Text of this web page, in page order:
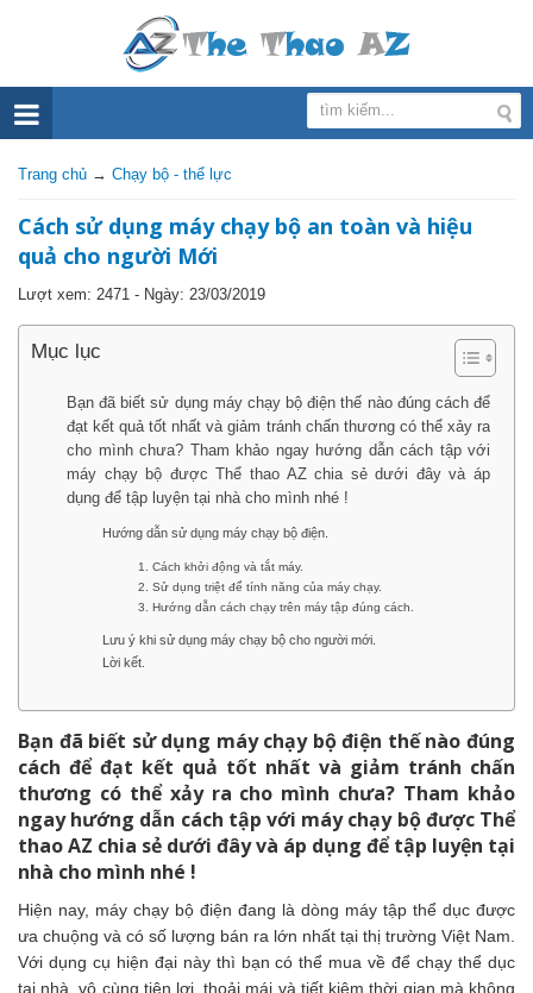
Trang chủ → Chạy bộ - thể lực
Cách sử dụng máy chạy bộ an toàn và hiệu
quả cho người Mới
Lượt xem: 2471 - Ngày: 23/03/2019
Mục lục
Bạn đã biết sử dụng máy chạy bộ điện thế nào đúng cách để
đạt kết quả tốt nhất và giảm tránh chấn thương có thể xảy ra
cho mình chưa? Tham khảo ngay hướng dẫn cách tập với
máy chạy bộ được Thể thao AZ chia sẻ dưới đây và áp
dụng để tập luyện tại nhà cho mình nhé !
Hướng dẫn sử dụng máy chạy bộ điện.
1. Cách khởi động và tắt máy.
2. Sử dụng triệt để tính năng của máy chạy.
3. Hướng dẫn cách chạy trên máy tập đúng cách.
Lưu ý khi sử dụng máy chạy bộ cho người mới.
Lời kết.
Bạn đã biết sử dụng máy chạy bộ điện thế nào đúng
cách để đạt kết quả tốt nhất và giảm tránh chấn
thương có thể xảy ra cho mình chưa? Tham khảo
ngay hướng dẫn cách tập với máy chạy bộ được Thể
thao AZ chia sẻ dưới đây và áp dụng để tập luyện tại
nhà cho mình nhé !
Hiện nay, máy chạy bộ điện đang là dòng máy tập thể dục được
ưa chuộng và có số lượng bán ra lớn nhất tại thị trường Việt Nam.
Với dụng cụ hiện đại này thì bạn có thể mua về để chạy thể dục
tại nhà, vô cùng tiện lợi, thoải mái và tiết kiệm thời gian mà không